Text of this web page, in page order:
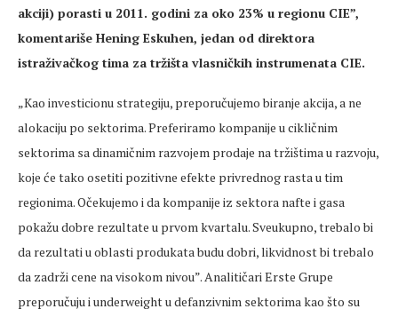
akciji) porasti u 2011. godini za oko 23% u regionu CIE”,
komentariše Hening Eskuhen, jedan od direktora
istraživačkog tima za tržišta vlasničkih instrumenata CIE.
„Kao investicionu strategiju, preporučujemo biranje akcija, a ne
alokaciju po sektorima. Preferiramo kompanije u cikličnim
sektorima sa dinamičnim razvojem prodaje na tržištima u razvoju,
koje će tako osetiti pozitivne efekte privrednog rasta u tim
regionima. Očekujemo i da kompanije iz sektora nafte i gasa
pokažu dobre rezultate u prvom kvartalu. Sveukupno, trebalo bi
da rezultati u oblasti produkata budu dobri, likvidnost bi trebalo
da zadrži cene na visokom nivou”. Analitičari Erste Grupe
preporučuju i underweight u defanzivnim sektorima kao što su